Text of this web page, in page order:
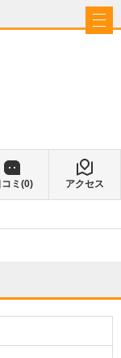
コミ(0) アクセス